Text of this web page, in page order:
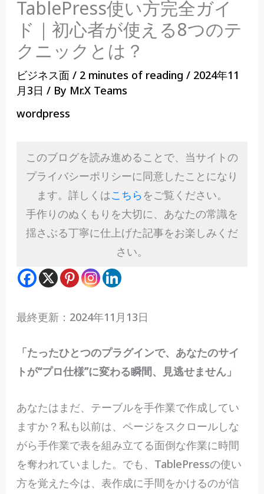
TablePress使い方完全ガイ
ド｜初心者が使える8つのテ
クニックとは？
ビジネス面/ 2 minutes of reading / 2024年11
月3日 / By Mr.X Teams
wordpress
このブログを読み進めることで、当サイトの
プライバシーポリシーに同意したことになり
ます。詳しくはこちら をご覧ください。
手作りのぬくもりを大切に、あなたの常識を
揺さぶる丁寧に仕上げた記事をお楽しみくだ
さい。
最終更新：2024年11月13日
「たったひとつのプラグインで、あなたのサイ
トが“プロ仕様”に変わる瞬間、見逃せません」
あなたはまだ、テーブルを手作業で作成してい
ますか？私も以前は、ページをスクロールしな
がら手作業で表を組み立てる面倒な作業に時間
を奪われていました。でも、TablePressの使い
方を覚えた今は、表作成に手間をかけるのが信